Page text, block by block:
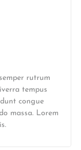
rutrum
tempus
congue
massa. Lorem